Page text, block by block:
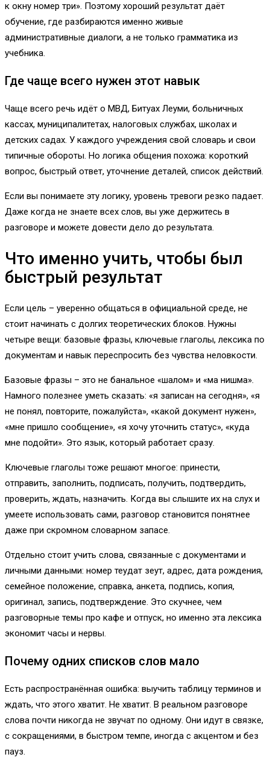
к окну номер три». Поэтому хороший результат даёт
обучение, где разбираются именно живые
административные диалоги, а не только грамматика из
учебника.
Где чаще всего нужен этот навык
Чаще всего речь идёт о МВД, Битуах Леуми, больничных
кассах, муниципалитетах, налоговых службах, школах и
детских садах. У каждого учреждения свой словарь и свои
типичные обороты. Но логика общения похожа: короткий
вопрос, быстрый ответ, уточнение деталей, список действий.
Если вы понимаете эту логику, уровень тревоги резко падает.
Даже когда не знаете всех слов, вы уже держитесь в
разговоре и можете довести дело до результата.
Что именно учить, чтобы был
быстрый результат
Если цель – уверенно общаться в официальной среде, не
стоит начинать с долгих теоретических блоков. Нужны
четыре вещи: базовые фразы, ключевые глаголы, лексика по
документам и навык переспросить без чувства неловкости.
Базовые фразы – это не банальное «шалом» и «ма нишма».
Намного полезнее уметь сказать: «я записан на сегодня», «я
не понял, повторите, пожалуйста», «какой документ нужен»,
«мне пришло сообщение», «я хочу уточнить статус», «куда
мне подойти». Это язык, который работает сразу.
Ключевые глаголы тоже решают многое: принести,
отправить, заполнить, подписать, получить, подтвердить,
проверить, ждать, назначить. Когда вы слышите их на слух и
умеете использовать сами, разговор становится понятнее
даже при скромном словарном запасе.
Отдельно стоит учить слова, связанные с документами и
личными данными: номер теудат зеут, адрес, дата рождения,
семейное положение, справка, анкета, подпись, копия,
оригинал, запись, подтверждение. Это скучнее, чем
разговорные темы про кафе и отпуск, но именно эта лексика
экономит часы и нервы.
Почему одних списков слов мало
Есть распространённая ошибка: выучить таблицу терминов и
ждать, что этого хватит. Не хватит. В реальном разговоре
слова почти никогда не звучат по одному. Они идут в связке,
с сокращениями, в быстром темпе, иногда с акцентом и без
пауз.